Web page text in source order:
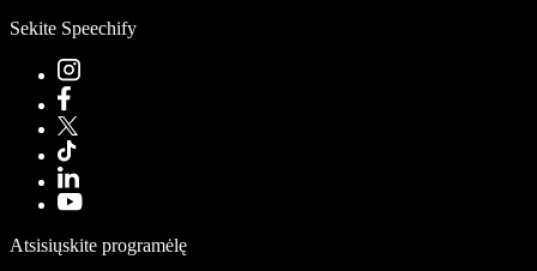
Sekite Speechify
Atsisiųskite programėlę